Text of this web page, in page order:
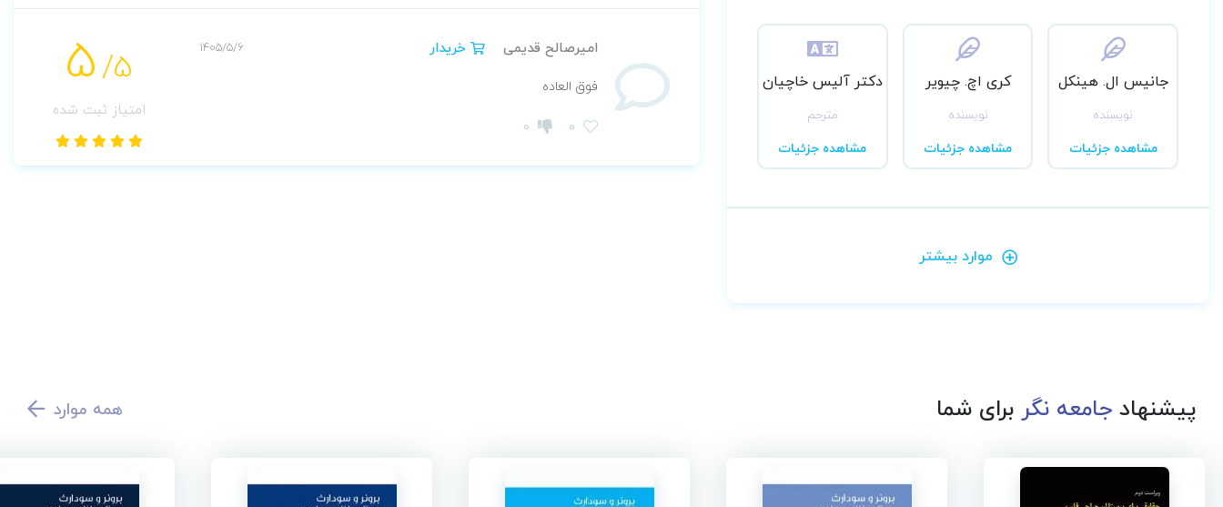
جانیس ال. هینکل
نویسنده
مشاهده جزئیات
کری اچ. چیویر
نویسنده
مشاهده جزئیات
دکتر آلیس خاچیان
مترجم
مشاهده جزئیات
موارد بیشتر
امیرصالح قدیمی خریدار 1405/5/6
فوق العاده
0
0
5/5
امتیاز ثبت شده
پیشنهادجامعه نگربرای شما همه موارد